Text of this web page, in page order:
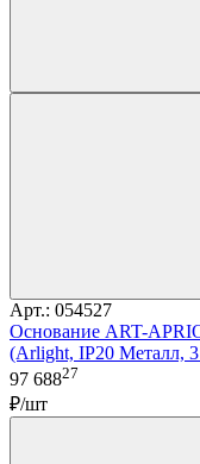
Арт.: 054527
Основание ART-
(Arlight, IP20 Металл, 3
97 68827
₽/шт